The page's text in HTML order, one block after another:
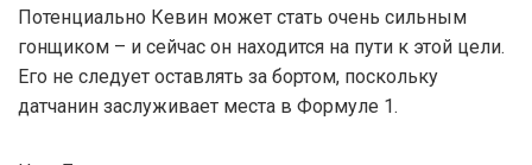
Потенциально Кевин может стать очень сильным
гонщиком – и сейчас он находится на пути к этой цели.
Его не следует оставлять за бортом, поскольку
датчанин заслуживает места в Формуле 1.